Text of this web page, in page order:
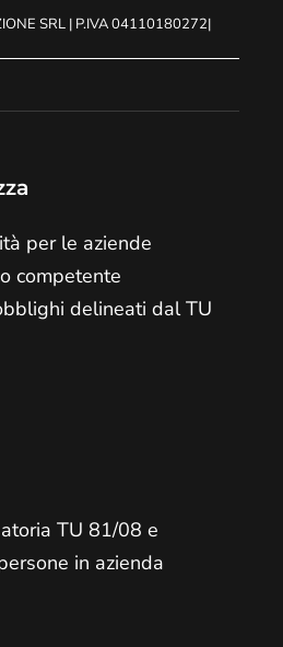
SRL | P.IVA 04110180272|
per le aziende
competente
delineati dal TU
TU 81/08 e
in azienda